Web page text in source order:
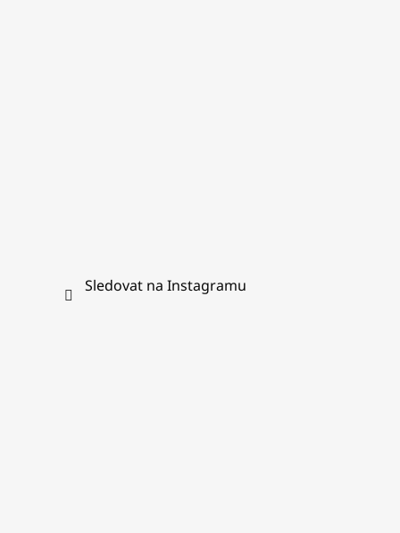
Sledovat na Instagramu